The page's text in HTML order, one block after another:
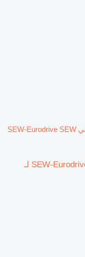
محرك كهربائي SEW-Eurodrive SEW
محرك كهربائي SEW-Eurodrive SEW SS6F75D34-84 لـ